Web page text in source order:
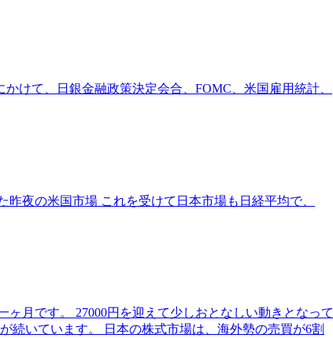
けて、日銀金融政策決定会合、FOMC、米国雇用統計、
夜の米国市場 これを受けて日本市場も日経平均で、
月です。 27000円を迎えて少しおとなしい動きとなって
続いています。 日本の株式市場は、海外勢の売買が6割